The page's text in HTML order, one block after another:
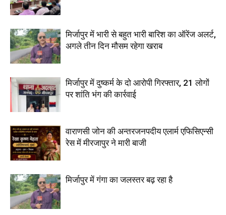
मिर्जापुर में भारी से बहुत भारी बारिश का ऑरेंज अलर्ट,
अगले तीन दिन मौसम रहेगा खराब
मिर्जापुर में दुष्कर्म के दो आरोपी गिरफ्तार, 21 लोगों
पर शांति भंग की कार्रवाई
वाराणसी जोन की अन्तरजनपदीय एलार्म एफिसिएन्सी
रेस में मीरजापुर ने मारी बाजी
मिर्जापुर में गंगा का जलस्तर बढ़ रहा है